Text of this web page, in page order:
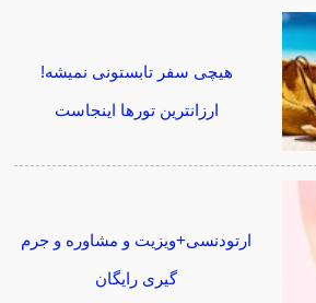
هیچی سفر تابستونی نمیشه!
ارزانترین تورها اینجاست
ارتودنسی+ویزیت و مشاوره و جرم
گیری رایگان